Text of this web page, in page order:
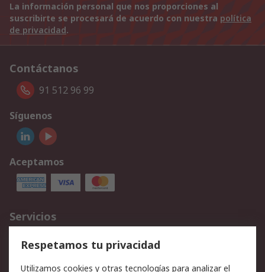
La información personal que nos proporciones al
suscribirte se procesará de acuerdo con nuestra política
de privacidad.
Contáctanos
91 512 96 99
Síguenos
Aceptamos
Servicios
Cómo realizar pedidos
Devoluciones
Facturación y pago
Respetamos tu privacidad
Utilizamos cookies y otras tecnologías para analizar el